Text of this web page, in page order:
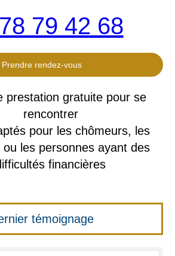
79 42 68
Prendre rendez-vous
prestation gratuite pour se
rencontrer
pour les chômeurs, les
ou les personnes ayant des
financières
témoignage